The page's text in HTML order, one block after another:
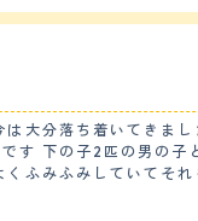
。ただスイッチが
つかった！という顔
３歳くらいなので、
ンチカンということを聞いていた通り